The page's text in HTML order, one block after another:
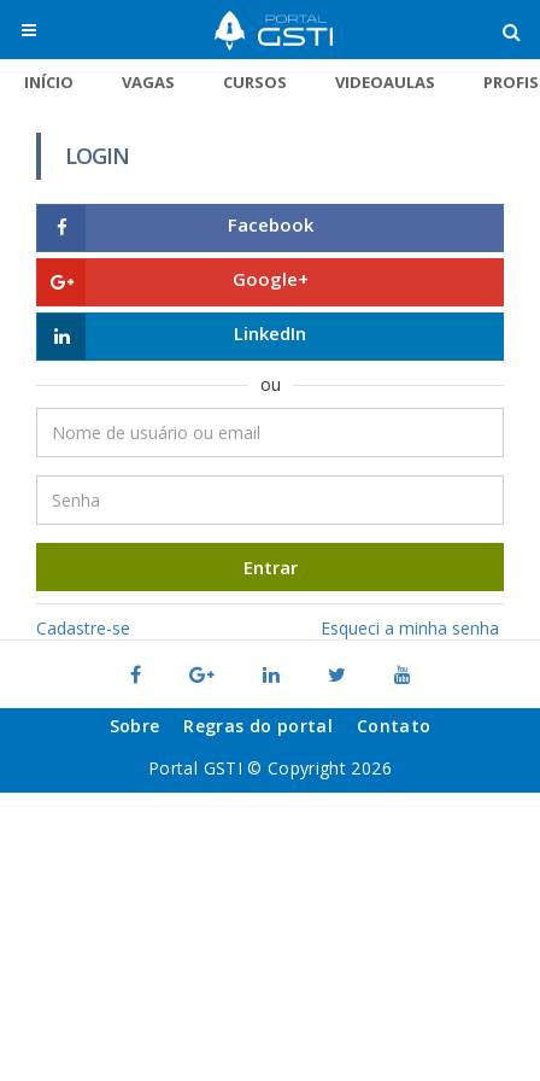
INÍCIO VAGAS CURSOS VIDEOAULAS
LOGIN
Facebook
Google+
LinkedIn
ou
Entrar
Cadastre-se Esqueci a minha senha
Sobre Regras do portal
Contato
Portal GSTI © Copyright 2026